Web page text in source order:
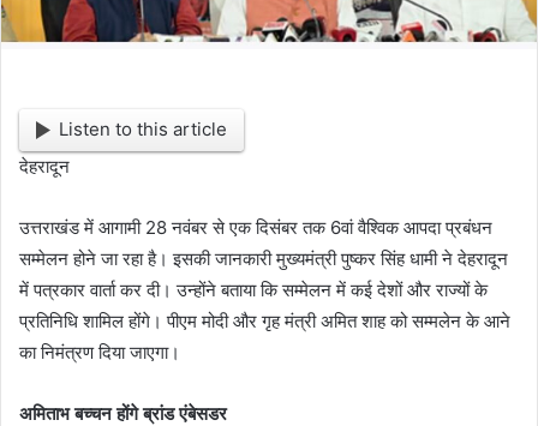
Listen to this article
देहरादून
उत्तराखंड में आगामी 28 नवंबर से एक दिसंबर तक 6वां वैश्विक आपदा प्रबंधन
सम्मेलन होने जा रहा है। इसकी जानकारी मुख्यमंत्री पुष्कर सिंह धामी ने देहरादून
में पत्रकार वार्ता कर दी। उन्होंने बताया कि सम्मेलन में कई देशों और राज्यों के
प्रतिनिधि शामिल होंगे। पीएम मोदी और गृह मंत्री अमित शाह को सम्मलेन के आने
का निमंत्रण दिया जाएगा।
अमिताभ बच्चन होंगे ब्रांड एंबेसडर